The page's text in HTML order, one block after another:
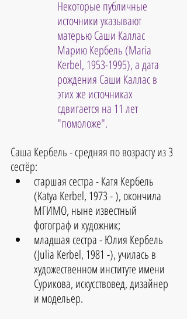
Некоторые публичные
источники указывают
матерью Саши Каллас
Марию Кербель (Maria
Kerbel, 1953-1995), а дата
рождения Саши Каллас в
этих же источниках
сдвигается на 11 лет
"помоложе".
Саша Кербель - средняя по возрасту из 3
сестёр:
старшая сестра - Катя Кербель
(Katya Kerbel, 1973 - ), окончила
МГИМО, ныне известный
фотограф и художник;
младшая сестра - Юлия Кербель
(Julia Kerbel, 1981 -), училась в
художественном институте имени
Сурикова, искусствовед, дизайнер
и модельер.